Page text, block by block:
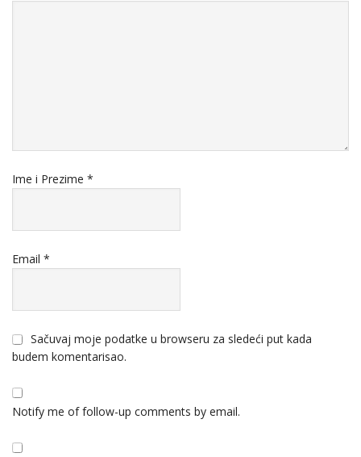
Ime i Prezime *
Email *
Sačuvaj moje podatke u browseru za sledeći put kada
budem komentarisao.
Notify me of follow-up comments by email.